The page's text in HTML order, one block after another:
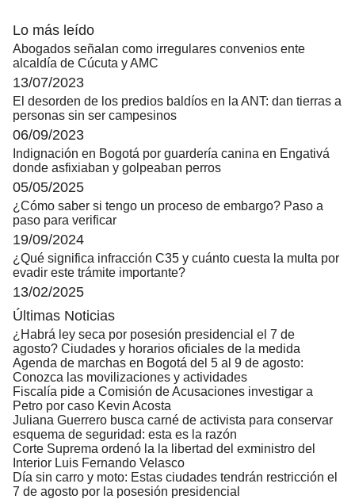
Lo más leído
Abogados señalan como irregulares convenios ente
alcaldía de Cúcuta y AMC
13/07/2023
El desorden de los predios baldíos en la ANT: dan tierras a
personas sin ser campesinos
06/09/2023
Indignación en Bogotá por guardería canina en Engativá
donde asfixiaban y golpeaban perros
05/05/2025
¿Cómo saber si tengo un proceso de embargo? Paso a
paso para verificar
19/09/2024
¿Qué significa infracción C35 y cuánto cuesta la multa por
evadir este trámite importante?
13/02/2025
Últimas Noticias
¿Habrá ley seca por posesión presidencial el 7 de
agosto? Ciudades y horarios oficiales de la medida
Agenda de marchas en Bogotá del 5 al 9 de agosto:
Conozca las movilizaciones y actividades
Fiscalía pide a Comisión de Acusaciones investigar a
Petro por caso Kevin Acosta
Juliana Guerrero busca carné de activista para conservar
esquema de seguridad: esta es la razón
Corte Suprema ordenó la la libertad del exministro del
Interior Luis Fernando Velasco
Día sin carro y moto: Estas ciudades tendrán restricción el
7 de agosto por la posesión presidencial